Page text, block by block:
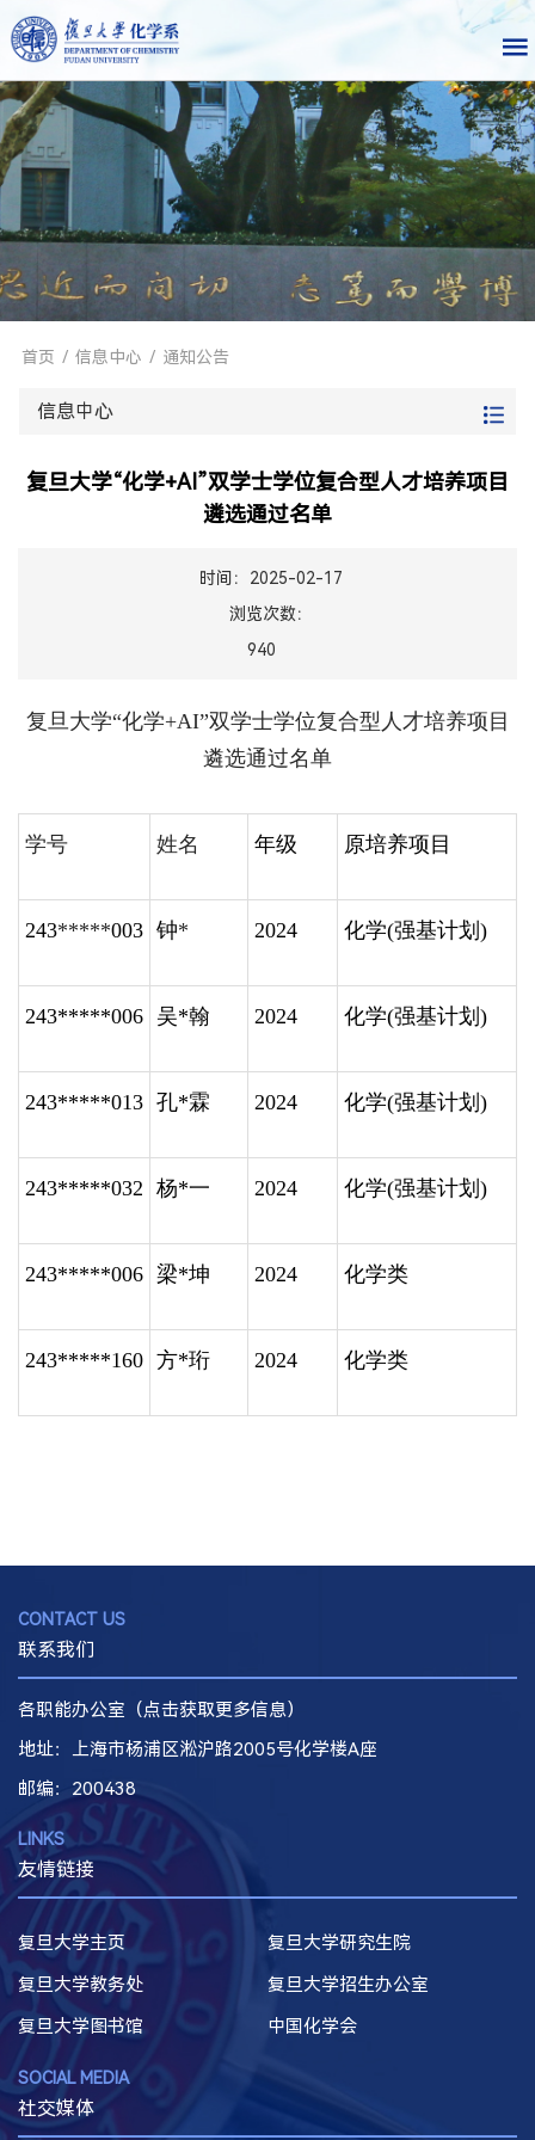
首页 / 信息中心 / 通知公告
信息中心
复旦大学“化学+AI”双学士学位复合型人才培养项目
遴选通过名单
时间：2025-02-17
浏览次数：
940
复旦大学“化学+AI”双学士学位复合型人才培养项目
遴选通过名单
学号 姓名 年级 原培养项目
243*****003 钟* 2024 化学(强基计划 )
243*****006 吴*翰 2024 化学(强基计划 )
243*****013 孔*霖 2024 化学(强基计划 )
243*****032 杨*一 2024 化学(强基计划 )
243*****006 梁*坤 2024 化学类
243*****160 方*珩 2024 化学类
CONTACT US
联系我们
各职能办公室（点击获取更多信息）
地址：上海市杨浦区淞沪路2005号化学楼A座
邮编：200438
LINKS
友情链接
复旦大学主页
复旦大学研究生院
复旦大学教务处
复旦大学招生办公室
复旦大学图书馆
中国化学会
SOCIAL MEDIA
社交媒体